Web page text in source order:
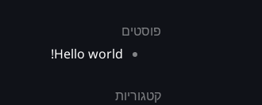
פוסטים
Hello world!
קטגוריות